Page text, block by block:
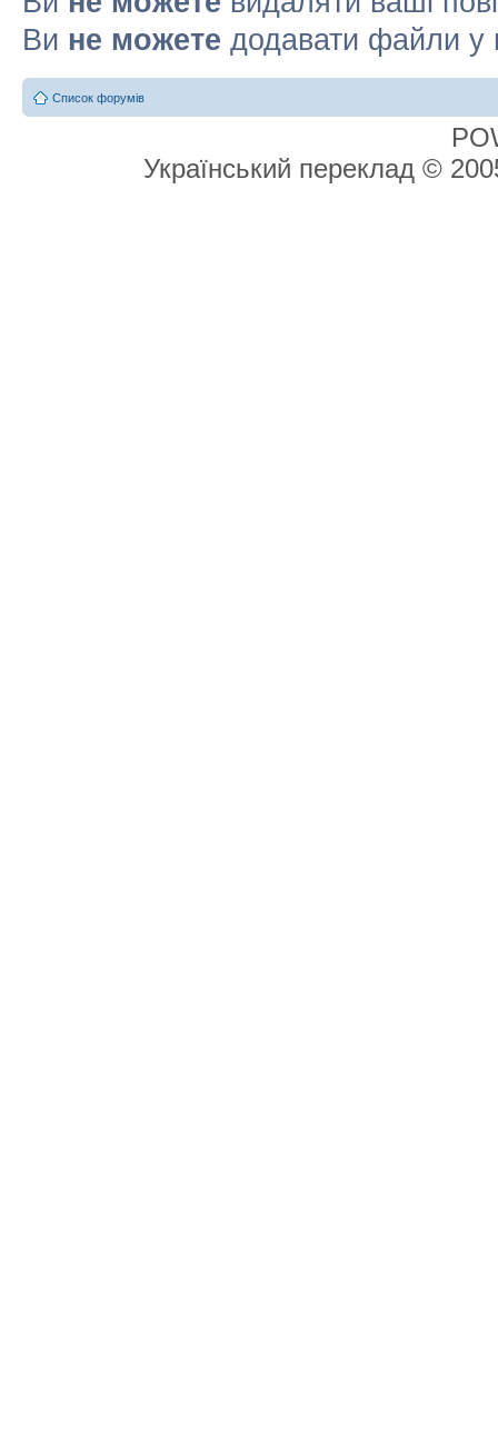
Ви не можете додавати файли у
Список форумів
Український переклад ©